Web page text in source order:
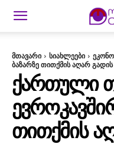
მთავარი სიახლეები
ბაზარზე თითქმის აღარ გადის
ᲥᲐᲠᲗᲣᲚᲘ
ᲗᲘᲗᲥᲛᲘᲡ